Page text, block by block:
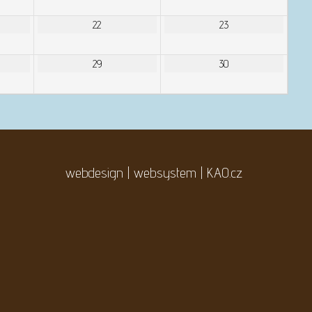
22 23
29 30
webdesign | websystem | KAO.cz